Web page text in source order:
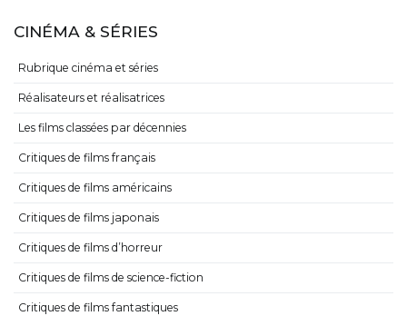
CINÉMA & SÉRIES
Rubrique cinéma et séries
Réalisateurs et réalisatrices
Les films classées par décennies
Critiques de films français
Critiques de films américains
Critiques de films japonais
Critiques de films d’horreur
Critiques de films de science-fiction
Critiques de films fantastiques